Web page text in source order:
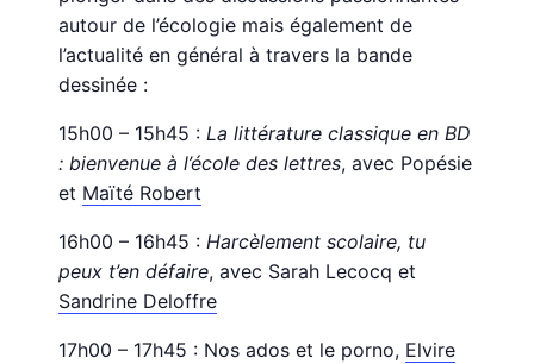
autour de l’écologie mais également de
l’actualité en général à travers la bande
dessinée :
15h00 – 15h45 :La littérature classique en BD
: bienvenue à l’école des lettres, avec Popésie
et Maïté Robert
16h00 – 16h45 :Harcèlement scolaire, tu
peux t’en défaire, avec Sarah Lecocq et
Sandrine Deloffre
17h00 – 17h45 : Nos ados et le porno, Elvire